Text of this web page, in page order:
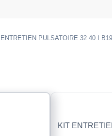
PULSATOIRE 32 40 I
KIT